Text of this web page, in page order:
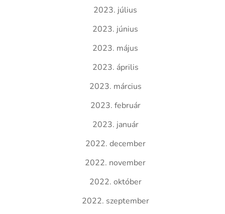
2023. július
2023. június
2023. május
2023. április
2023. március
2023. február
2023. január
2022. december
2022. november
2022. október
2022. szeptember